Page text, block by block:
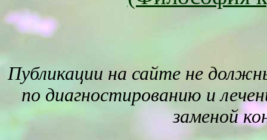
Публикации на сайте не
по диагностированию и
заменой